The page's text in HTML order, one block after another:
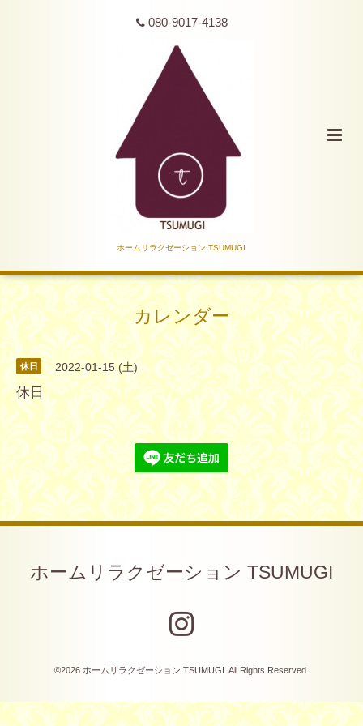
080-9017-4138
ホームリラクゼーション TSUMUGI
カレンダー
休日 2022-01-15 (土)
休日
ホームリラクゼーション TSUMUGI
©2026 ホームリラクゼーション TSUMUGI . All Rights Reserved.